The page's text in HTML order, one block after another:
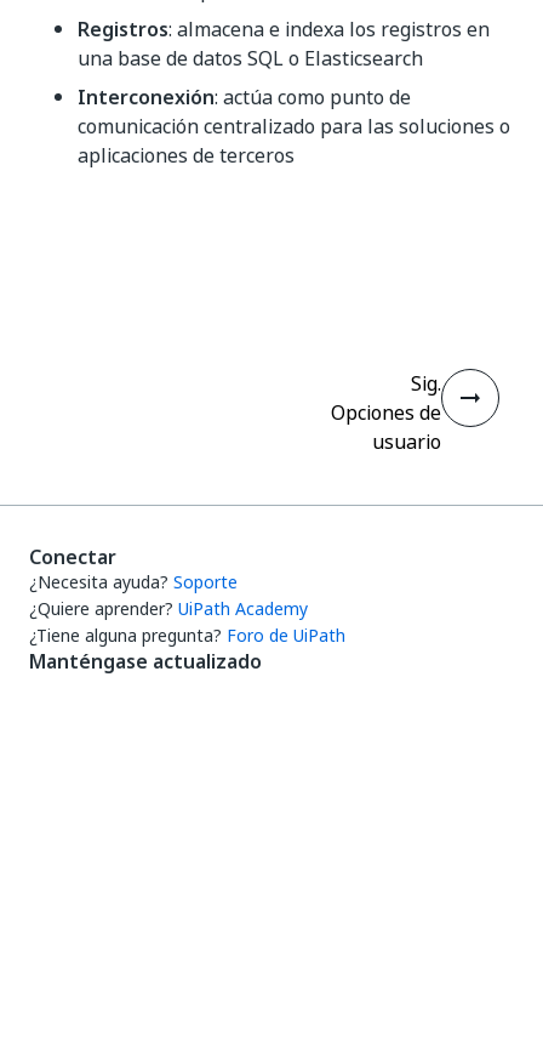
Registros: almacena e indexa los registros en
una base de datos SQL o Elasticsearch
Interconexión: actúa como punto de
comunicación centralizado para las soluciones o
aplicaciones de terceros
Sig.
Opciones de
usuario
Conectar
¿Necesita ayuda? Soporte
¿Quiere aprender? UiPath Academy
¿Tiene alguna pregunta? Foro de UiPath
Manténgase actualizado